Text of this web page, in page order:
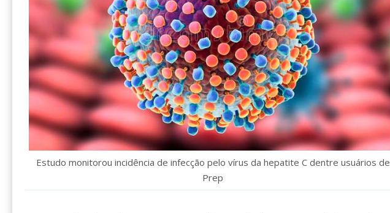
Estudo monitorou incidência de infecção pelo vírus da hepatite C dentre usuários de
Prep